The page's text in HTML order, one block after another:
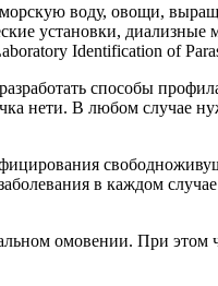
воду, овощи,
установки,
Identification of
способы
В любом случае
в каждом
омовении. При этом